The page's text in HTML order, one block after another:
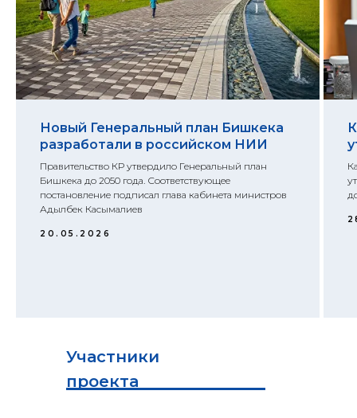
Новый Генеральный план Бишкека
разработали в российском НИИ
Правительство КР утвердило Генеральный план
Бишкека до 2050 года. Соответствующее
постановление подписал глава кабинета министров
Адылбек Касымалиев
20.05.2026
Участники
проекта